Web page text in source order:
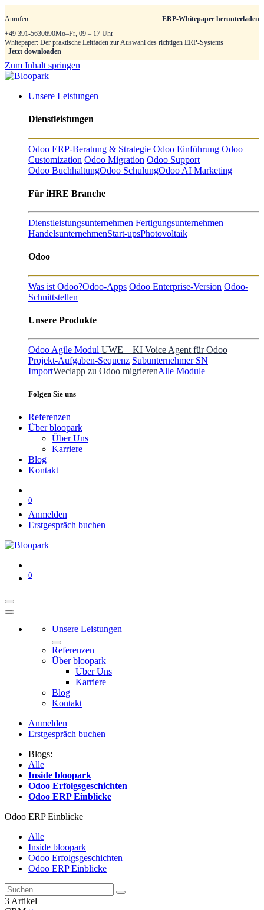
Anrufen
ERP-Whitepaper herunterladen
+49 391-5630690Mo–Fr, 09 – 17 Uhr
Whitepaper: Der praktische Leitfaden zur Auswahl des richtigen ERP-Systems
Jetzt downloaden
Zum Inhalt springen
Unsere Leistungen
Dienstleistungen
Odoo ERP-Beratung & Strategie Odoo Einführung Odoo
Customization Odoo Migration Odoo Support
Odoo BuchhaltungOdoo SchulungOdoo AI Marketing
Für iHRE Branche
Dienstleistungsunternehmen Fertigungsunternehmen
HandelsunternehmenStart-upsPhotovoltaik
Odoo
Was ist Odoo?Odoo-Apps Odoo Enterprise-Version Odoo-
Schnittstellen
Unsere Produkte
Odoo Agile Modul UWE – KI Voice Agent für Odoo
Projekt-Aufgaben-Sequenz Subunternehmer SN
ImportWeclapp zu Odoo migrierenAlle Module
Folgen Sie uns
Referenzen
Über bloopark
Über Uns
Karriere
Blog
Kontakt
0
Anmelden
Erstgespräch buchen
0
Unsere Leistungen
Referenzen
Über bloopark
Über Uns
Karriere
Blog
Kontakt
Anmelden
Erstgespräch buchen
Blogs:
Alle
Inside bloopark
Odoo Erfolgsgeschichten
Odoo ERP Einblicke
Odoo ERP Einblicke
Alle
Inside bloopark
Odoo Erfolgsgeschichten
Odoo ERP Einblicke
3 Artikel